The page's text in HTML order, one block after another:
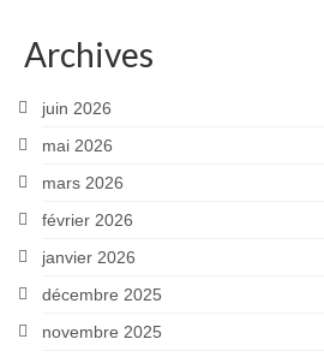
Archives
juin 2026
mai 2026
mars 2026
février 2026
janvier 2026
décembre 2025
novembre 2025